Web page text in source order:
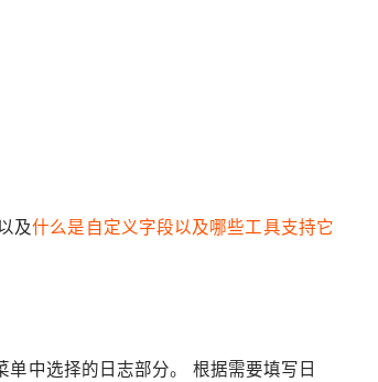
及什么是自定义字段以及哪些工具支持它
中选择的日志部分。 根据需要填写日